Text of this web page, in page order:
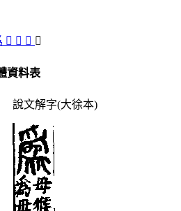
󳘱 󳘵 𦥮 𨤒
資料表
說文解字(大徐本)